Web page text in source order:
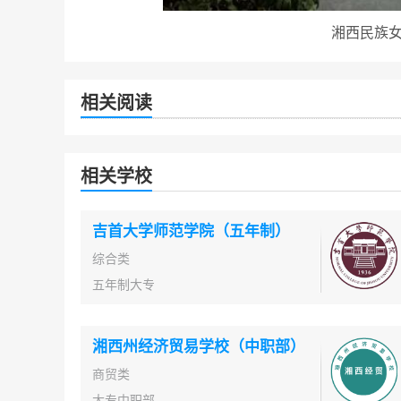
湘西民族
相关阅读
相关学校
吉首大学师范学院（五年制）
综合类
五年制大专
湘西州经济贸易学校（中职部）
商贸类